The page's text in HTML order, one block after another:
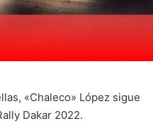
«Chaleco» López sigue
Dakar 2022.